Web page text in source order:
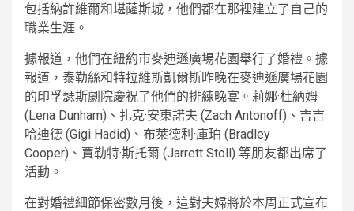
包括納許維爾和堪薩斯城，他們都在那裡建立了自己的
職業生涯。
據報道，他們在紐約市麥迪遜廣場花園舉行了婚禮。據
報道，泰勒絲和特拉維斯凱爾斯昨晚在麥迪遜廣場花園
的印孚瑟斯劇院慶祝了他們的排練晚宴。莉娜·杜納姆
(Lena Dunham)、扎克·安東諾夫 (Zach Antonoff)、吉吉·
哈迪德 (Gigi Hadid)、布萊德利·庫珀 (Bradley
Cooper)、賈勒特·斯托爾 (Jarrett Stoll) 等朋友都出席了
活動。
在對婚禮細節保密數月後，這對夫婦將於本周正式宣布